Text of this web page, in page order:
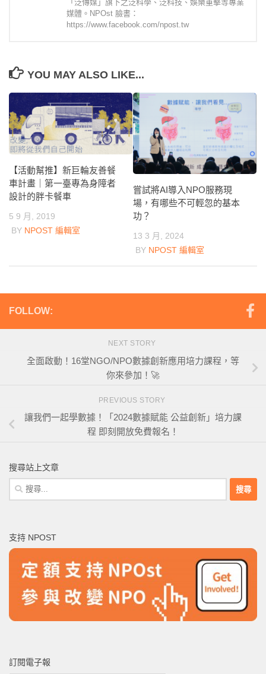
「泛傳媒」旗下之泛科學、泛科技、娛樂重擊等專業
媒體。NPOst 臉書：
https://www.facebook.com/npost.tw
YOU MAY ALSO LIKE...
【活動幫推】新巨輪友善餐
車計畫｜第一臺專為身障者
設計的胖卡餐車
5 9 月, 2019
BY NPOST 編輯室
嘗試將AI導入NPO服務現
場，有哪些不可輕忽的基本
功？
13 3 月, 2024
BY NPOST 編輯室
FOLLOW:
NEXT STORY
全面啟動！16堂NGO/NPO數據創新應用培力課程，等
你來參加！🚀
PREVIOUS STORY
讓我們一起學數據！「2024數據賦能 公益創新」培力課
程 即刻開放免費報名！
搜尋站上文章
搜
尋
字:
支持 NPOST
訂閱電子報